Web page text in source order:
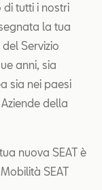
di tutti i nostri
la tua
Servizio
anni, sia
sia nei paesi
della
nuova SEAT è
SEAT